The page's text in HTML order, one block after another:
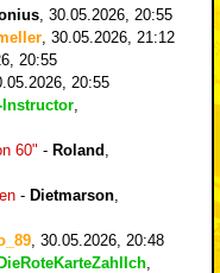
30.05.2026, 20:55
30.05.2026, 21:12
20:55
20:55
60" - Roland
- Dietmarson
30.05.2026, 20:48
DieRoteKarteZahlIch